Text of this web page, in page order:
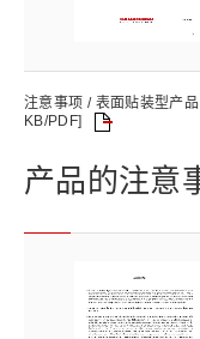
注意事项 / 表面贴装型产
KB/PDF]
产品的注意